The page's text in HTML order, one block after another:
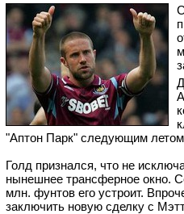
"Аптон Парк" следующим летом
Голд признался, что не
нынешнее трансферное окно.
млн. фунтов его устроит.
заключить новую сделку с